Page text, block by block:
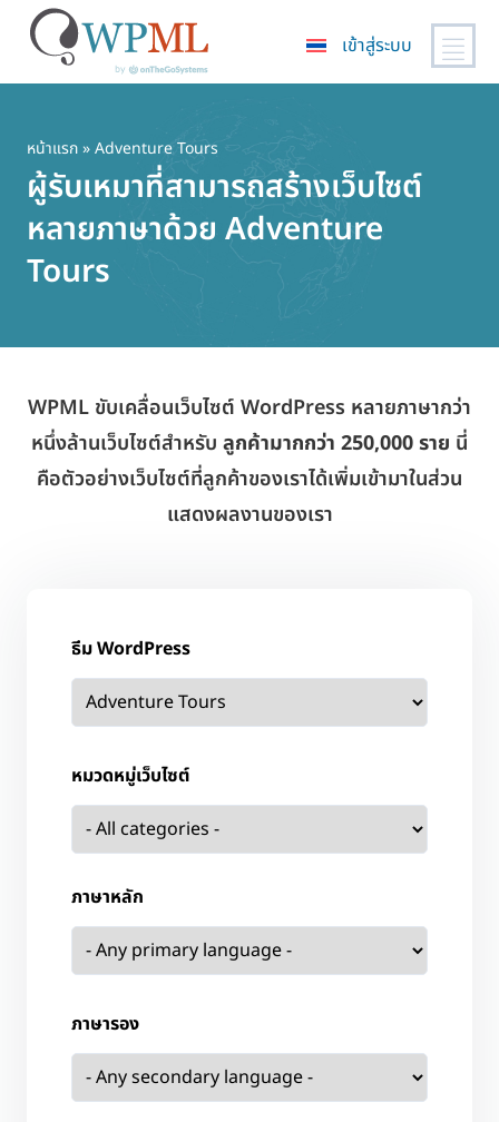
เนื้อหา
หลัก
เข้าสู่ระบบ
หน้าแรก» Adventure Tours
ผู้รับเหมาที่สามารถสร้างเว็บไซต์
หลายภาษาด้วย Adventure
Tours
WPML ขับเคลื่อนเว็บไซต์ WordPress หลายภาษากว่า
หนึ่งล้านเว็บไซต์สำหรับ ลูกค้ามากกว่า 250,000 ราย นี่
คือตัวอย่างเว็บไซต์ที่ลูกค้าของเราได้เพิ่มเข้ามาในส่วน
แสดงผลงานของเรา
ธีม WordPress
หมวดหมู่เว็บไซต์
ภาษาหลัก
ภาษารอง